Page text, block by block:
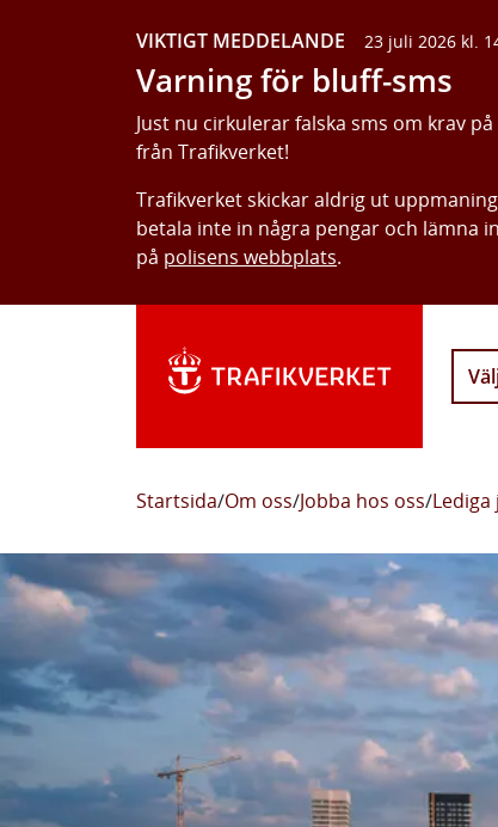
VIKTIGT MEDDELANDE 23 juli 2026 kl.
Varning för bluff-sms
Just nu cirkulerar falska sms om krav
från Trafikverket!
Trafikverket skickar aldrig ut
betala inte in några pengar och lämna
på polisens webbplats.
Startsida/Om oss/Jobba hos oss/Lediga